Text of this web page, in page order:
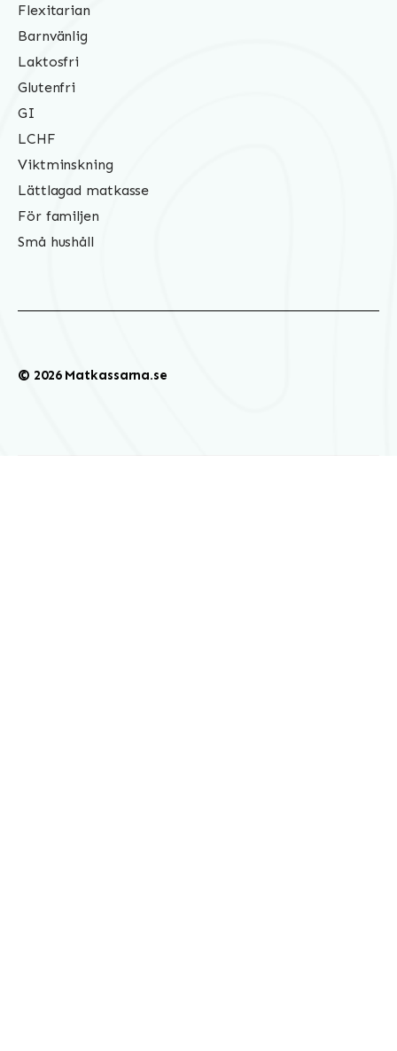
Flexitarian
Barnvänlig
Laktosfri
Glutenfri
GI
LCHF
Viktminskning
Lättlagad matkasse
För familjen
Små hushåll
© 2026 Matkassarna.se